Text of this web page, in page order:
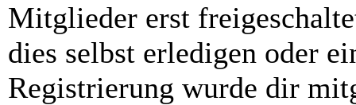
Mitglieder erst
dies selbst erledigen oder
Registrierung wurde dir